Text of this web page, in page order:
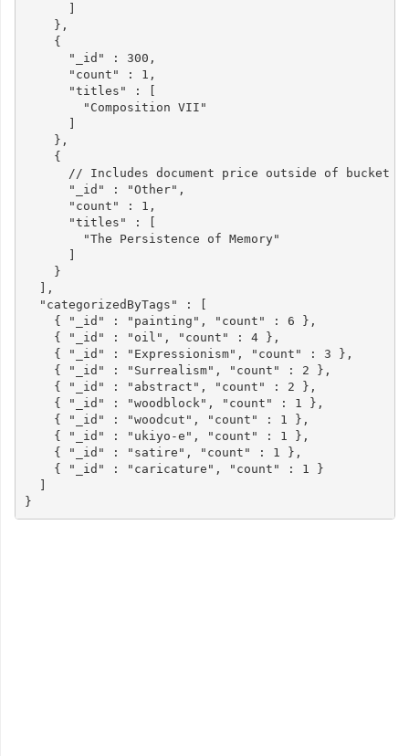
]
},
{
"_id"
: 300 ,
"count"
: 1 ,
"titles"
:
[
"Composition VII"
]
},
{
// Includes document price outside of bucket
"_id"
: "Other" ,
"count"
: 1 ,
"titles"
:
[
"The Persistence of Memory"
]
}
],
"categorizedByTags"
:
[
{
"_id" : "painting" , "count" : 6
},
{
"_id" : "oil" , "count" : 4
},
{
"_id" : "Expressionism" , "count" : 3
},
{
"_id" : "Surrealism" , "count" : 2
},
{
"_id" : "abstract" , "count" : 2
},
{
"_id" : "woodblock" , "count" : 1
},
{
"_id" : "woodcut" , "count" : 1
},
{
"_id" : "ukiyo-e" , "count" : 1
},
{
"_id" : "satire" , "count" : 1
},
{
"_id" : "caricature" , "count" : 1
}
]
}